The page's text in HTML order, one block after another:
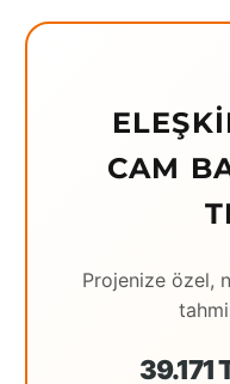
CAM
Projenize özel,
39.171
Giresun